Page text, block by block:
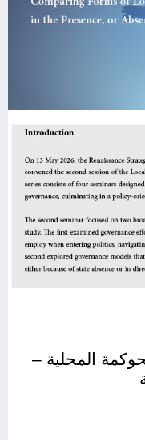
المحلية –